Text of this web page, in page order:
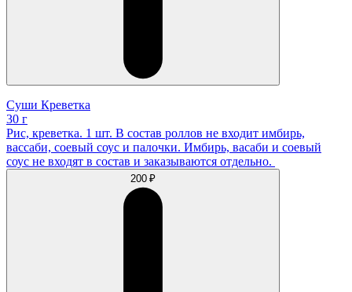
Суши Креветка
30 г
Рис, креветка. 1 шт. В состав роллов не входит имбирь,
вассаби, соевый соус и палочки. Имбирь, васаби и соевый
соус не входят в состав и заказываются отдельно.
200 ₽